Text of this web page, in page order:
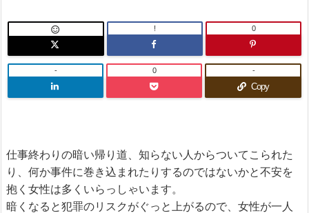
 ! 0
- 0
Copy
-
仕事終わりの暗い帰り道、知らない人からついてこられた
り、何か事件に巻き込まれたりするのではないかと不安を
抱く女性は多くいらっしゃいます。
暗くなると犯罪のリスクがぐっと上がるので、女性が一人